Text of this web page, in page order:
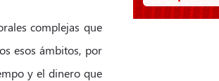
complejas que
esos ámbitos, por
y el dinero que